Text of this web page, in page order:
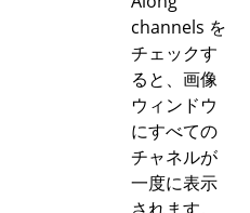
channels を
チェックす
ると、画像
ウィンドウ
にすべての
チャネルが
一度に表示